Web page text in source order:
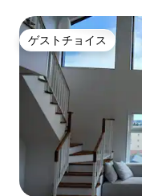
ゲストチョイス
ゲストチョイス